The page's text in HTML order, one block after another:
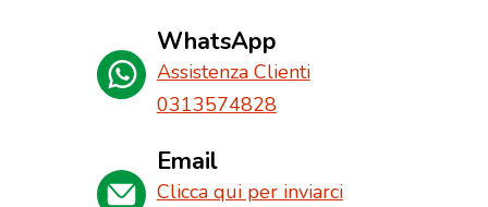
WhatsApp
Assistenza Clienti
0313574828
Email
Clicca qui per inviarci